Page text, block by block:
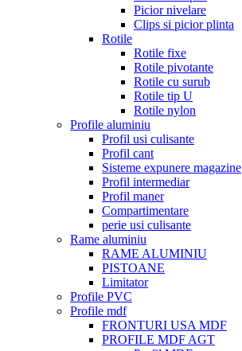
Picior nivelare
Clips si picior plinta
Rotile
Rotile fixe
Rotile pivotante
Rotile cu surub
Rotile tip U
Rotile nylon
Profile aluminiu
Profil usi culisante
Profil cant
Sisteme expunere magazine
Profil intermediar
Profil maner
Compartimentare
perie usi culisante
Rame aluminiu
RAME ALUMINIU
PISTOANE
Limitator
Profile PVC
Profile mdf
FRONTURI USA MDF
PROFILE MDF AGT